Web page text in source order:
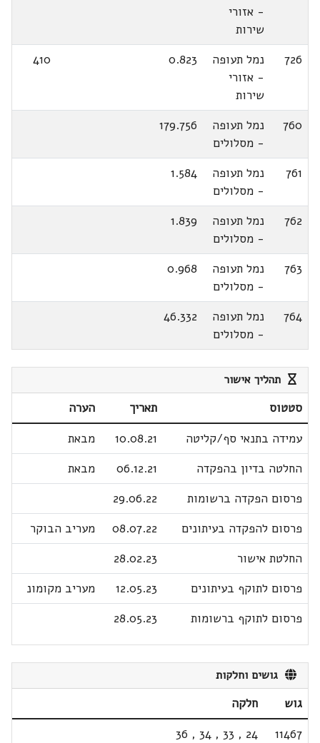
- אזורי
שירות
726
נמל תעופה
- אזורי
שירות
0.823
410
760
נמל תעופה
- מסלולים
179.756
761
נמל תעופה
- מסלולים
1.584
762
נמל תעופה
- מסלולים
1.839
763
נמל תעופה
- מסלולים
0.968
764
נמל תעופה
- מסלולים
46.332
תהליך אישור
סטטוס תאריך
הערה
עמידה בתנאי סף/קליטה
10.08.21
מבאת
החלטה בדיון בהפקדה
06.12.21
מבאת
פרסום הפקדה ברשומות
29.06.22
פרסום להפקדה בעיתונים
08.07.22
מעריב הבוקר
החלטת אישור
28.02.23
פרסום לתוקף בעיתונים
12.05.23
מעריב מקומונ
פרסום לתוקף ברשומות
28.05.23
גושים וחלקות
גוש
חלקה
11467
24
,
33
,
34
,
36